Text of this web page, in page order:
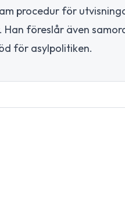
procedur för
föreslår även
för asylpolitiken.